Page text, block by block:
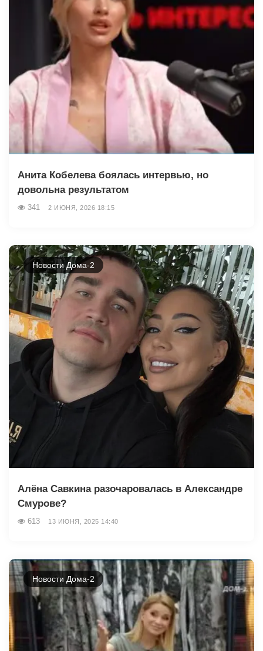
Анита Кобелева боялась интервью, но
довольна результатом
341 2 ИЮНЯ, 2026 18:15
Новости Дома-2
Алёна Савкина разочаровалась в Александре
Смурове?
613 13 ИЮНЯ, 2025 14:40
Новости Дома-2